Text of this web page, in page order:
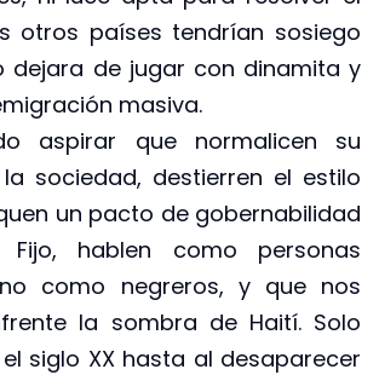
otros países tendrían sosiego
dejara de jugar con dinamita y
masiva.
aspirar que normalicen su
sociedad, destierren el estilo
un pacto de gobernabilidad
Fijo, hablen como personas
como negreros, y que nos
la sombra de Haití. Solo
siglo XX hasta al desaparecer